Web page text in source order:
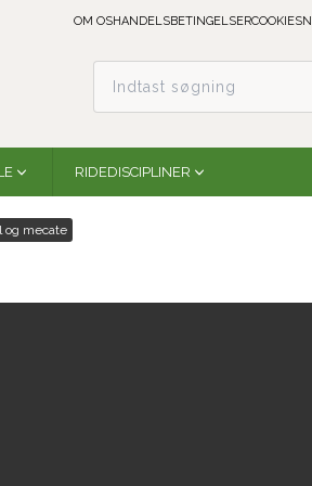
OM OSHANDELSBETINGELSERCOOKIES
RIDEDISCIPLINER
og mecate